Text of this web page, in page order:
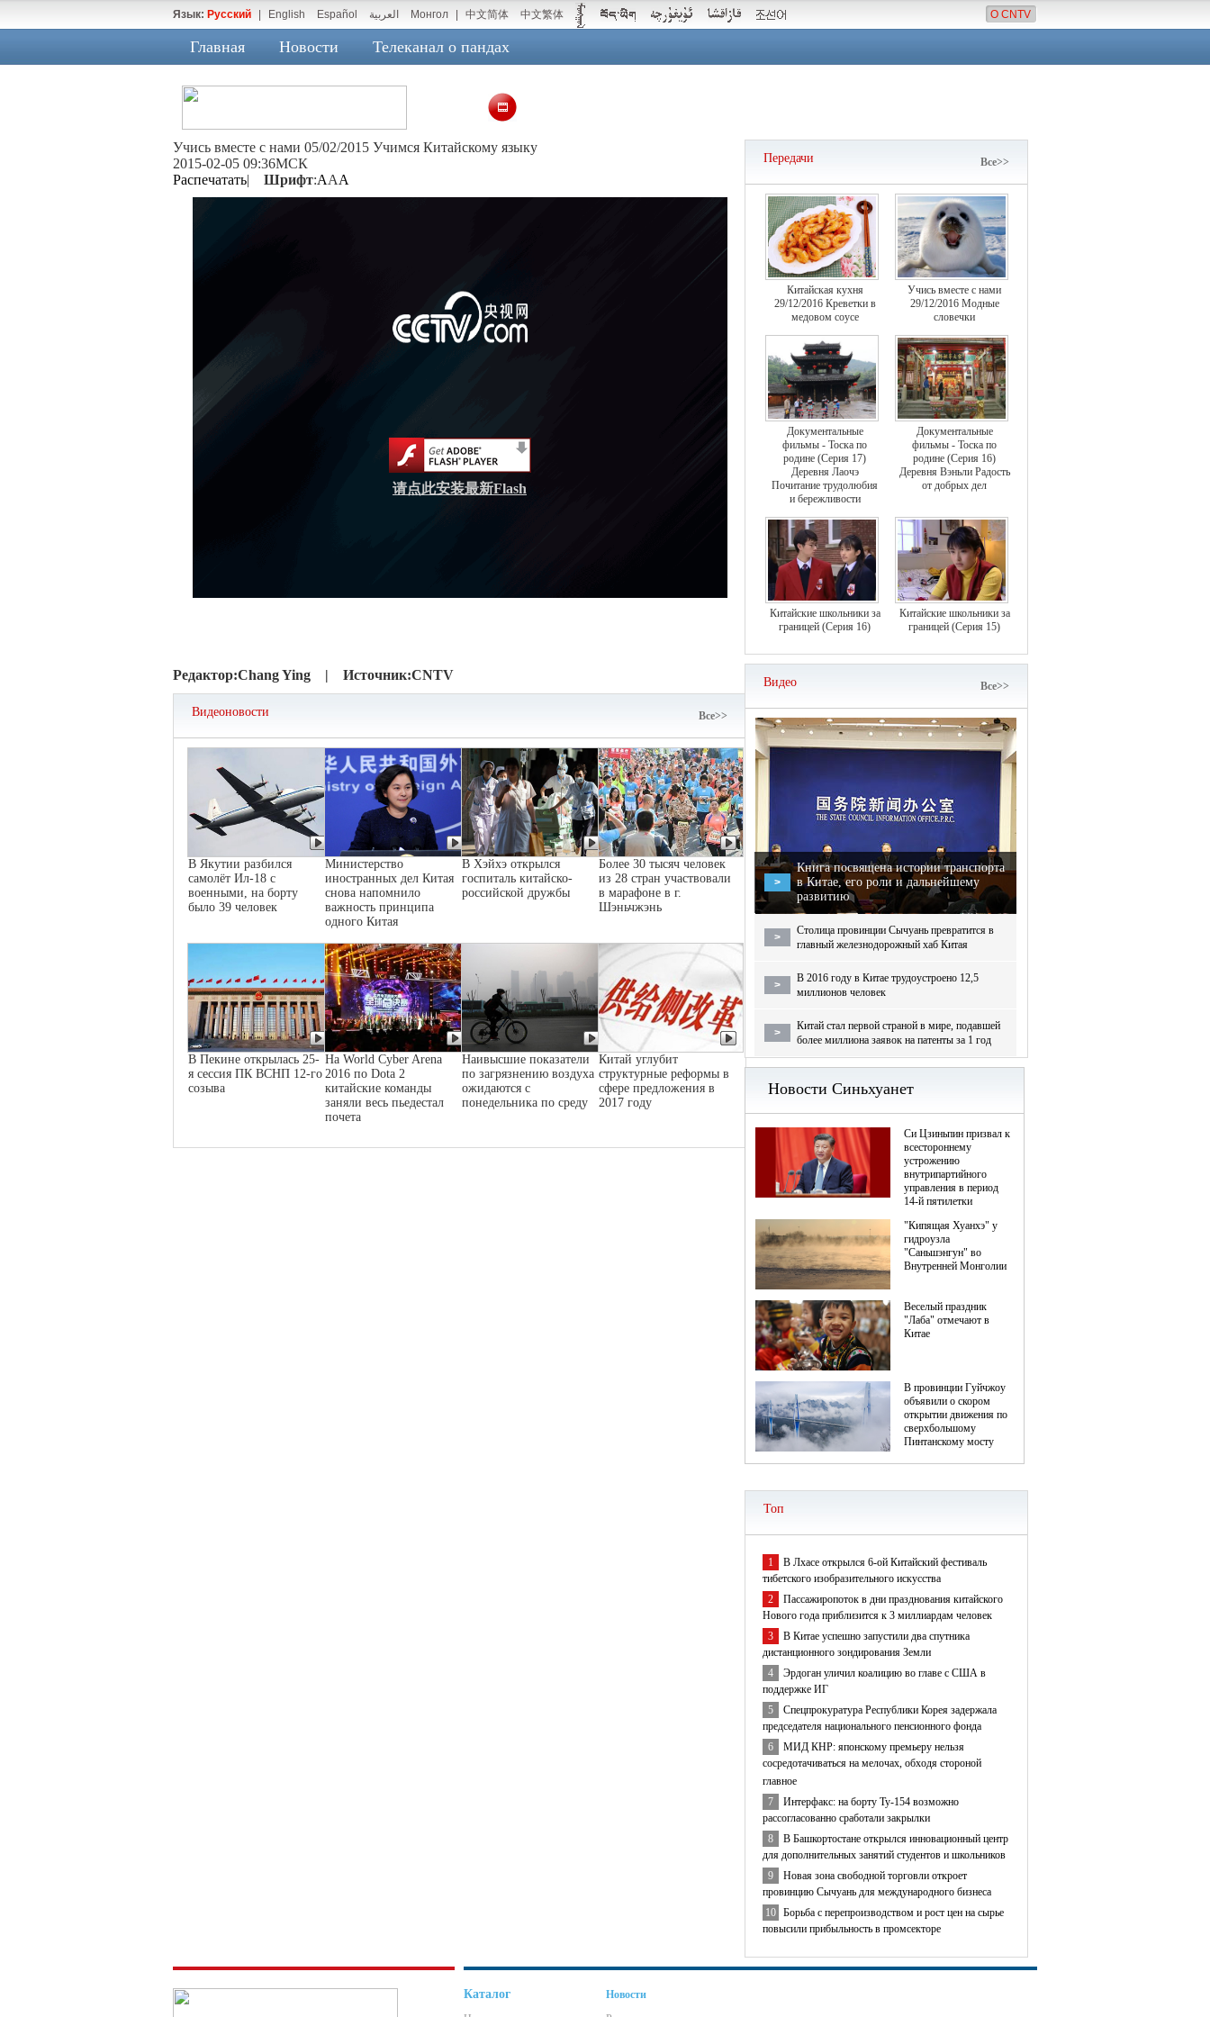
Язык: Русский English Español العربية Монгол 中文简体 中文繁体 О CNTV
Главная Новости Телеканал о пандах
Учись вместе с нами 05/02/2015 Учимся Китайскому языку
2015-02-05 09:36МСК
Распечатать| Шрифт:AAA
请点此安装最新Flash
Редактор:Chang Ying | Источник:CNTV
Видеоновости Bce>>
В Якутии разбился
самолёт Ил-18 с
военными, на борту
было 39 человек
Министерство
иностранных дел Китая
снова напомнило
важность принципа
одного Китая
В Хэйхэ открылся
госпиталь китайско-
российской дружбы
Более 30 тысяч человек
из 28 стран участвовали
в марафоне в г.
Шэньчжэнь
В Пекине открылась 25-
я сессия ПК ВСНП 12-го
созыва
На World Cyber Arena
2016 по Dota 2
китайские команды
заняли весь пьедестал
почета
Наивысшие показатели
по загрязнению воздуха
ожидаются с
понедельника по среду
Китай углубит
структурные реформы в
сфере предложения в
2017 году
Передачи Все>>
Китайская кухня
29/12/2016 Креветки в
медовом соусе
Учись вместе с нами
29/12/2016 Модные
словечки
Документальные
фильмы - Тоска по
родине (Серия 17)
Деревня Лаочэ
Почитание трудолюбия
и бережливости
Документальные
фильмы - Тоска по
родине (Серия 16)
Деревня Вэньли Радость
от добрых дел
Китайские школьники за
границей (Серия 16)
Китайские школьники за
границей (Серия 15)
Видео Bce>>
>
Книга посвящена истории транспорта
в Китае, его роли и дальнейшему
развитию
>
Столица провинции Сычуань превратится в
главный железнодорожный хаб Китая
>
В 2016 году в Китае трудоустроено 12,5
миллионов человек
>
Китай стал первой страной в мире, подавшей
более миллиона заявок на патенты за 1 год
Топ
1 В Лхасе открылся 6-ой Китайский фестиваль
тибетского изобразительного искусства
2 Пассажиропоток в дни празднования китайского
Нового года приблизится к 3 миллиардам человек
3 В Китае успешно запустили два спутника
дистанционного зондирования Земли
4 Эрдоган уличил коалицию во главе с США в
поддержке ИГ
5 Спецпрокуратура Республики Корея задержала
председателя национального пенсионного фонда
6 МИД КНР: японскому премьеру нельзя
сосредотачиваться на мелочах, обходя стороной
главное
7 Интерфакс: на борту Ту-154 возможно
рассогласованно сработали закрылки
8 В Башкортостане открылся инновационный центр
для дополнительных занятий студентов и школьников
9 Новая зона свободной торговли откроет
провинцию Сычуань для международного бизнеса
10 Борьба с перепроизводством и рост цен на сырье
повысили прибыльность в промсекторе
Каталог
Новости